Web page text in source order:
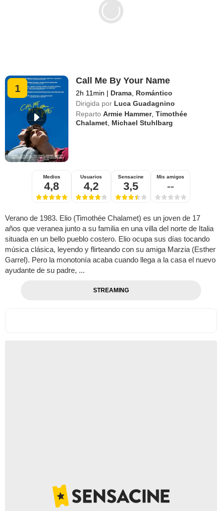
1
Call Me By Your Name
2h 11min | Drama Romántico
Dirigida por Luca Guadagnino
Reparto Armie Hammer,Timothée
Chalamet Michael Stuhlbarg
Medios
4,8
Usuarios
4,2
Sensacine
3,5
Mis amigos
--
Verano de 1983. Elio (Timothée Chalamet) es un joven de 17
años que veranea junto a su familia en una villa del norte de Italia
situada en un bello pueblo costero. Elio ocupa sus días tocando
música clásica, leyendo y flirteando con su amiga Marzia (Esther
Garrel). Pero la monotonía acaba cuando llega a la casa el nuevo
ayudante de su padre, ...
STREAMING